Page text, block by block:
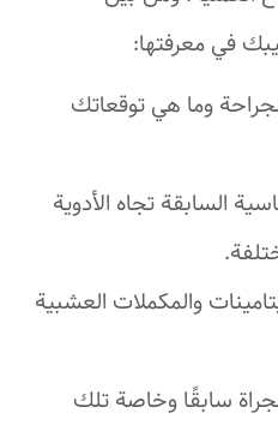
في معرفتها:
وما هي توقعاتك
السابقة تجاه الأدوية
والمكملات العشبية
سابقًا وخاصة تلك